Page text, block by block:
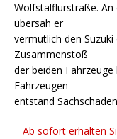
Wolfstalflurstraße. An
übersah er
vermutlich den
Zusammenstoß
der beiden
Fahrzeugen
entstand
Ab sofort erhalten